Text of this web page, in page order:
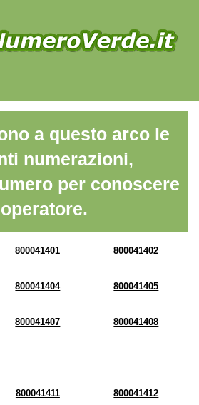
a questo arco le
numerazioni,
per conoscere
800041401 800041402
800041404 800041405
800041407 800041408
800041411 800041412